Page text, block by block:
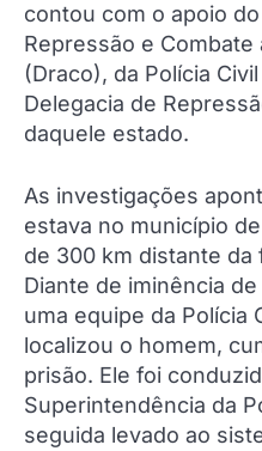
contou com o apoio
Repressão e Combate
(Draco), da Polícia
Delegacia de
daquele estado.
As investigações
estava no município
de 300 km distante da
Diante de iminência
uma equipe da Polícia
localizou o homem,
prisão. Ele foi
Superintendência da
seguida levado ao